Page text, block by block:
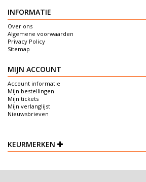
INFORMATIE
Over ons
Algemene voorwaarden
Privacy Policy
Sitemap
MIJN ACCOUNT
Account informatie
Mijn bestellingen
Mijn tickets
Mijn verlanglijst
Nieuwsbrieven
KEURMERKEN